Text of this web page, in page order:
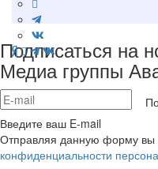
Подписаться на
Медиа группы
Введите ваш E-mail
Отправляя данную форму вы
конфиденциальности